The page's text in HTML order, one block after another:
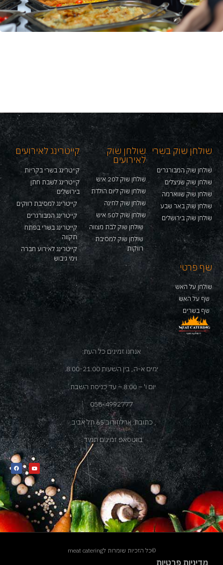
שולחן שוק בשרי
שולחן שוק המבורגרים
שולחן שוק שניצלים
שולחן שוק שווארמה
שולחן שוק באר שבע
שולחן שוק בירושלים
שולחן שוק
לאירועים
שולחן שוק ל20 איש
שולחן שוק ליום הולדת
שולחן שוק לחינה
שולחן שוק ל50 איש
שולחן שוק לבת מצווה
שולחן שוק למסיבת
רווקות
קייטרינג לאירועים
קייטרינג בשרי בקריות
קייטרינג לשבת חתן
בירושלים
קייטרינג למסיבת רווקים
קייטרינג המבורגרים
קייטרינג בשרי בפתח
תקווה
קייטרינג לאירוע חברה
וימי גיבוש
שף פרטי
שולחן על האש
שף על האש
שף בשרים
אנחנו זמינים כל העת:
ימים א-ה, בין השעות 8:00-21:00.
יום ו' – 8:00 – עד כניסת השבת.
058-4992777
כתובת: ארלוזורוב 65 תל אביב.
בווטסאפ זמינים תמיד.
©כל הזכיות שומרות לmeat catering
מדיניות פרטיות